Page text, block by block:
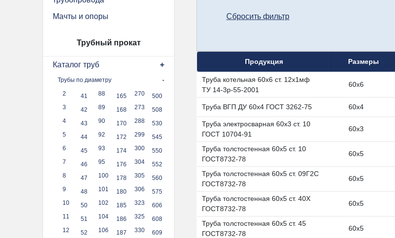
Мачты и опоры
Трубный прокат
Каталог труб
Трубы по диаметру
2
3
4
5
6
7
8
9
10
11
12
41
42
43
44
45
46
47
48
50
51
52
88
89
90
92
93
95
100
101
102
104
106
165
168
170
172
174
176
178
180
185
186
187
270
273
288
299
300
304
305
306
323
325
330
500
508
530
545
550
552
560
575
606
608
609
Сбросить фильтр
Продукция Размеры
Труба котельная 60х6 ст. 12х1мф
ТУ 14-3р-55-2001
60х6
Труба ВГП ДУ 60х4 ГОСТ 3262-75 60х4
Труба электросварная 60х3 ст. 10
ГОСТ 10704-91
60х3
Труба толстостенная 60х5 ст. 10
ГОСТ8732-78
60х5
Труба толстостенная 60х5 ст. 09Г2С
ГОСТ8732-78
60х5
Труба толстостенная 60х5 ст. 40Х
ГОСТ8732-78
60х5
Труба толстостенная 60х5 ст. 45
ГОСТ8732-78
60х5